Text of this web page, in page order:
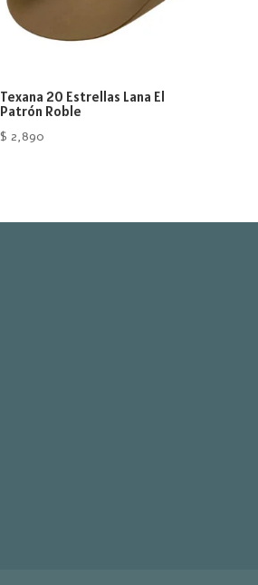
Texana 20 Estrellas Lana El
Patrón Roble
$ 2,890